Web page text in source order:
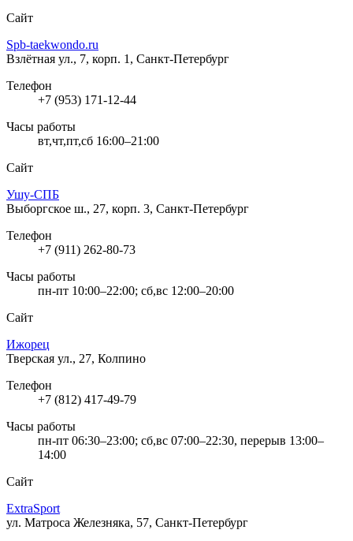
Сайт
Spb-taekwondo.ru
Взлётная ул., 7, корп. 1, Санкт-Петербург
Телефон
+7 (953) 171-12-44
Часы работы
вт,чт,пт,сб 16:00–21:00
Сайт
Ушу-СПБ
Выборгское ш., 27, корп. 3, Санкт-Петербург
Телефон
+7 (911) 262-80-73
Часы работы
пн-пт 10:00–22:00; сб,вс 12:00–20:00
Сайт
Ижорец
Тверская ул., 27, Колпино
Телефон
+7 (812) 417-49-79
Часы работы
пн-пт 06:30–23:00; сб,вс 07:00–22:30, перерыв 13:00–
14:00
Сайт
ExtraSport
ул. Матроса Железняка, 57, Санкт-Петербург